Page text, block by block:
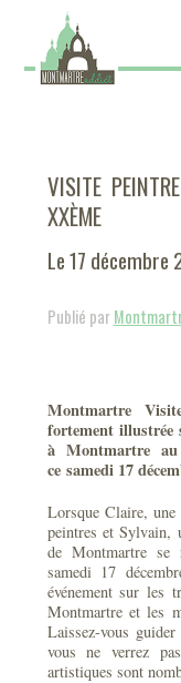
VISITE
XXÈME
Le 17
Publié par
Montmartre
fortement illustrée
à Montmartre
ce samedi 17
Lorsque Claire, une
peintres et Sylvain,
de Montmartre se
samedi 17
événement sur les
Montmartre et les
Laissez-vous
vous ne verrez
artistiques sont